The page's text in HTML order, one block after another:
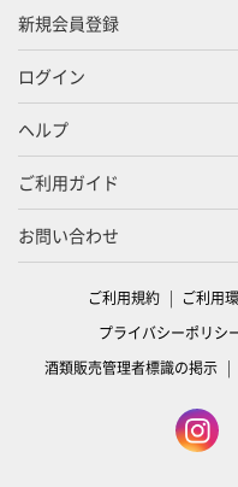
新規会員登録
ログイン
ヘルプ
ご利用ガイド
お問い合わせ
ご利用規約 ご利用
プライバシーポリシ
酒類販売管理者標識の掲示